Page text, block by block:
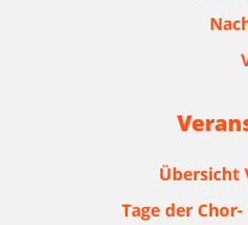
Übersicht
Tage der